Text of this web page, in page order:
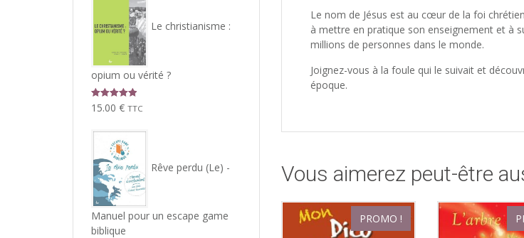
Le nom de Jésus est au cœur de la foi
à mettre en pratique son enseignement et à
millions de personnes dans le monde.
Joignez-vous à la foule qui le suivait et
époque.
Vous aimerez peut-être
PROMO !
Le christianisme :
opium ou vérité ?
Note 5.00
15.00 € TTC
Rêve perdu (Le) -
Manuel pour un escape game
biblique